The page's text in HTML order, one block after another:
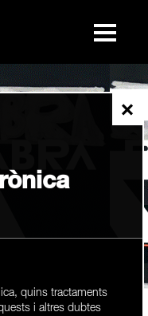
×
quins tractaments
i altres dubtes